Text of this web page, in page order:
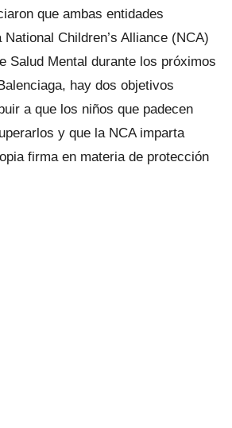
que ambas entidades
Children’s Alliance (NCA)
Salud Mental durante los próximos
hay dos objetivos
a que los niños que padecen
y que la NCA imparta
firma en materia de protección